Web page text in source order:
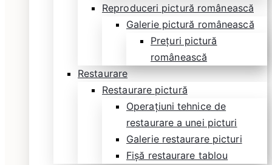
Reproduceri pictură românească
Galerie pictură românească
Prețuri pictură
românească
Restaurare
Restaurare pictură
Operațiuni tehnice de
restaurare a unei picturi
Galerie restaurare picturi
Fișă restaurare tablou